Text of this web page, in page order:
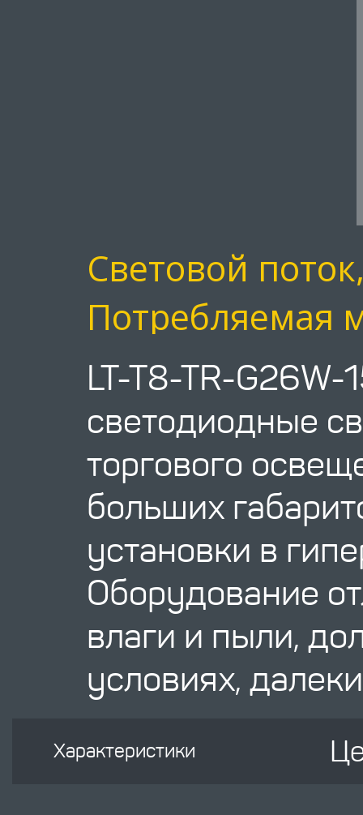
Световой
Потребляемая
LT-T8-TR-
светодиодные
торгового
больших
установки в
Оборудование
влаги и пыли,
условиях,
Характеристики